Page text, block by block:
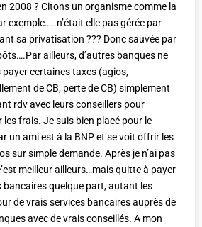
2008 ? Citons un organisme comme la
exemple…..n’était elle pas gérée par
sa privatisation ??? Donc sauvée par
ailleurs, d’autres banques ne
certaines taxes (agios,
de CB, perte de CB) simplement
rdv avec leurs conseillers pour
les frais. Je suis bien placé pour le
un ami est à la BNP et se voit offrir les
sur simple demande. Après je n’ai pas
meilleur ailleurs…mais quitte à payer
bancaires quelque part, autant les
de vrais services bancaires auprès de
avec de vrais conseillés. A mon